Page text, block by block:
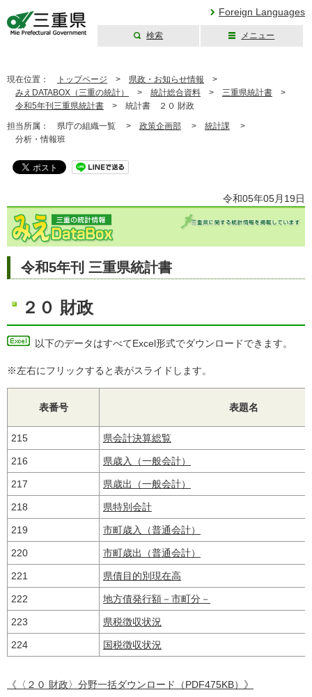
Foreign Languages
検索 メニュー
現在位置： トップページ > 県政・お知らせ情報 >
みえDATABOX（三重の統計）
> 統計総合資料 > 三重県統計書 >
令和5年刊三重県統計書 > 統計書 ２０ 財政
担当所属： 県庁の組織一覧 > 政策企画部 > 統計課 >
分析・情報班
令和05年05月19日
令和5年刊 三重県統計書
２０ 財政
以下のデータはすべてExcel形式でダウンロードできます。
※左右にフリックすると表がスライドします。
表番号 表題名
215 県会計決算総覧
216 県歳入（一般会計）
217 県歳出（一般会計）
218 県特別会計
219 市町歳入（普通会計）
220 市町歳出（普通会計）
221 県債目的別現在高
222 地方債発行額－市町分－
223 県税徴収状況
224 国税徴収状況
《〈２０ 財政〉分野一括ダウンロード（PDF475KB）》